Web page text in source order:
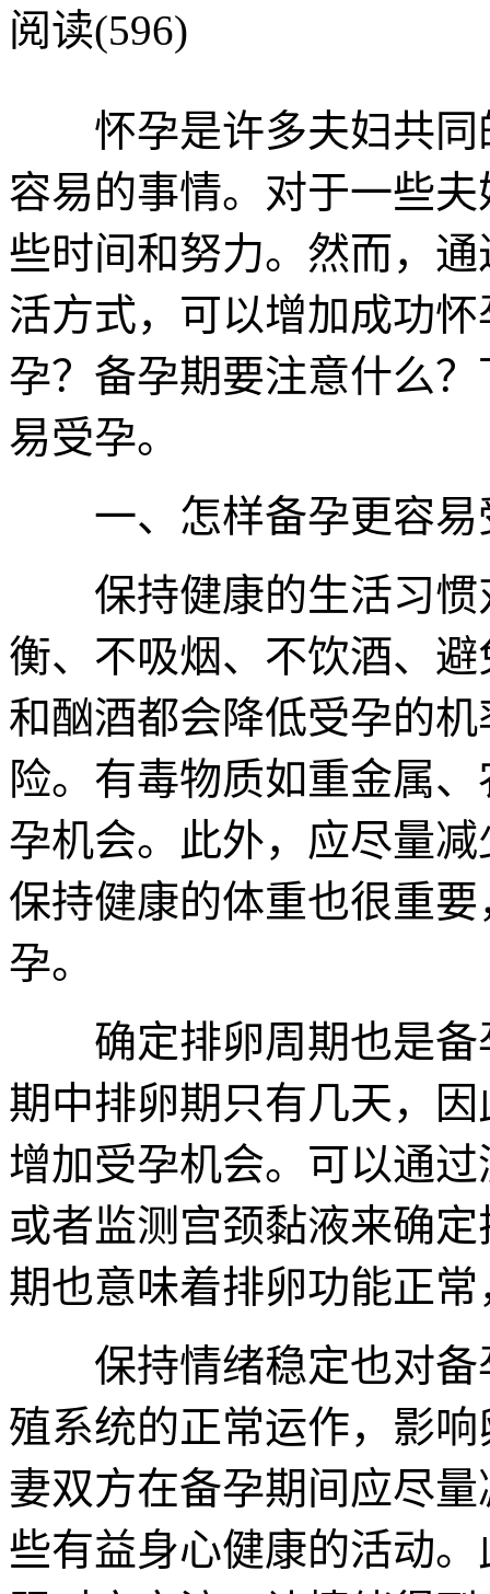
阅读(596)
怀孕是许多夫妇共同
容易的事情。对于一些
些时间和努力。然而，
活方式，可以增加成功
孕？备孕期要注意什么
易受孕。
一、怎样备孕更容易
保持健康的生活习惯
衡、不吸烟、不饮酒、
和酗酒都会降低受孕的
险。有毒物质如重金属
孕机会。此外，应尽量
保持健康的体重也很重
孕。
确定排卵周期也是备
期中排卵期只有几天，
增加受孕机会。可以通
或者监测宫颈黏液来确
期也意味着排卵功能正
保持情绪稳定也对备
殖系统的正常运作，影
妻双方在备孕期间应尽
些有益身心健康的活动